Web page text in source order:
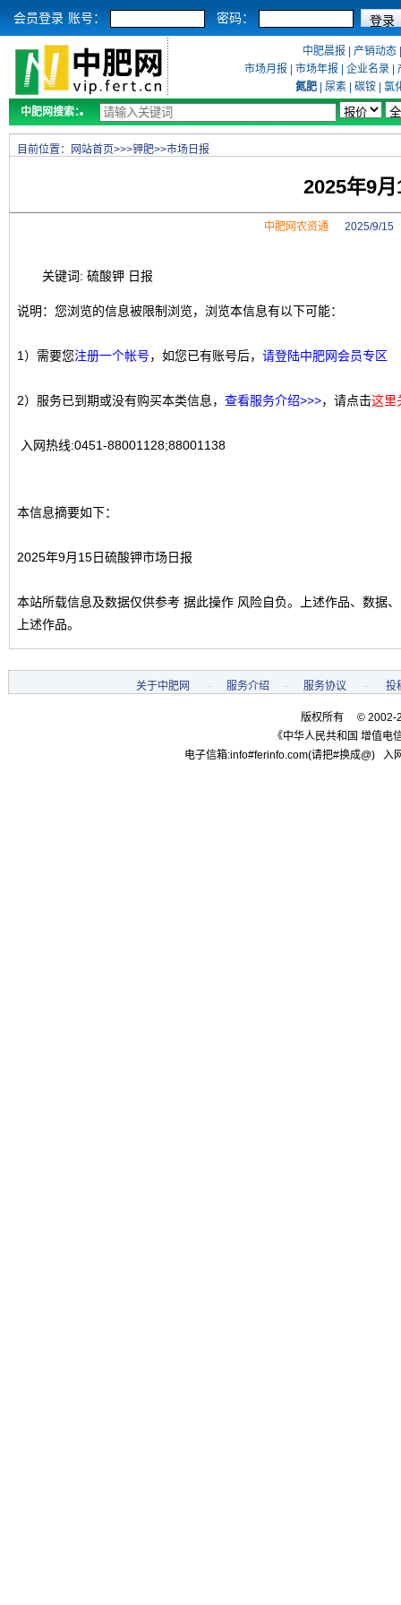
会员登录 账号： 密码：
中肥晨报 产销动态
市场月报
市场年报 企业名录
氮肥
尿素 碳铵
氯
中肥网搜索：
目前位置： 网站首页>>>钾肥>>市场日报
2025年9
中肥网农资通 2025/9/15
关键词: 硫酸钾 日报
说明：您浏览的信息被限制浏览，浏览本信息有以下可能：
1）需要您注册一个帐号，如您已有账号后， 请登陆中肥网会员专区
2）服务已到期或没有购买本类信息， 查看服务介绍>>>，请点击这里
入网热线:0451-88001128;88001138
本信息摘要如下：
2025年9月15日硫酸钾市场日报
本站所载信息及数据仅供参考 据此操作 风险自负。上述作品、数据
上述作品。
关于中肥网 - 服务介绍 - 服务协议 - 投
版权所有 © 2002-
《中华人民共和国 增值电
电子信箱:info#ferinfo.com(请把#换成@)